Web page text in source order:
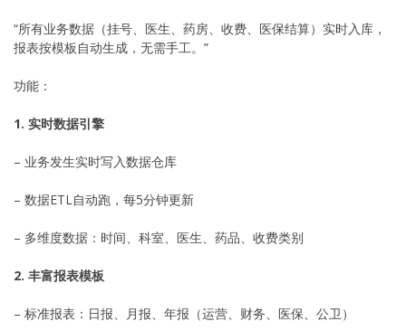
“所有业务数据（挂号、医生、药房、收费、医保结算）实时入库，
报表按模板自动生成，无需手工。”
功能：
1. 实时数据引擎
– 业务发生实时写入数据仓库
– 数据ETL自动跑，每5分钟更新
– 多维度数据：时间、科室、医生、药品、收费类别
2. 丰富报表模板
– 标准报表：日报、月报、年报（运营、财务、医保、公卫）